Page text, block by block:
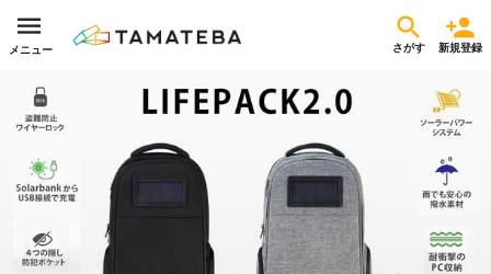
メニュー さがす 新規登録